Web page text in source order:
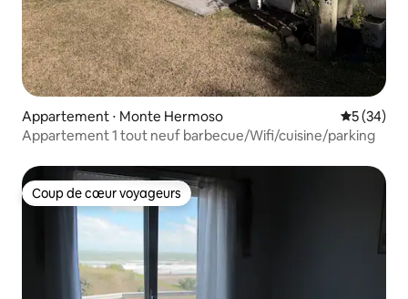
Appartement ⋅ Monte Hermoso
5 (34)
Appartement 1 tout neuf barbecue/Wifi/cuisine/parking
Coup de cœur voyageurs
Coup de cœur voyageurs